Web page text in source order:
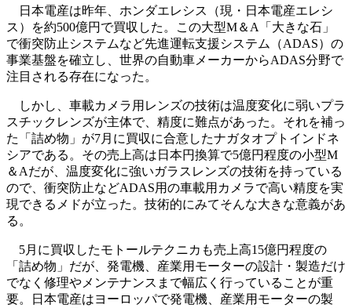
日本電産は昨年、ホンダエレシス（現・日本電産エレシ
ス）を約500億円で買収した。この大型M＆A「大きな石」
で衝突防止システムなど先進運転支援システム（ADAS）の
事業基盤を確立し、世界の自動車メーカーからADAS分野で
注目される存在になった。
しかし、車載カメラ用レンズの技術は温度変化に弱いプラ
スチックレンズが主体で、精度に難点があった。それを補っ
た「詰め物」が7月に買収に合意したナガタオプトインドネ
シアである。その売上高は日本円換算で5億円程度の小型M
＆Aだが、温度変化に強いガラスレンズの技術を持っている
ので、衝突防止などADAS用の車載用カメラで高い精度を実
現できるメドが立った。技術的にみてそんな大きな意義があ
る。
5月に買収したモトールテクニカも売上高15億円程度の
「詰め物」だが、発電機、産業用モーターの設計・製造だけ
でなく修理やメンテナンスまで幅広く行っていることが重
要。日本電産はヨーロッパで発電機、産業用モーターの製